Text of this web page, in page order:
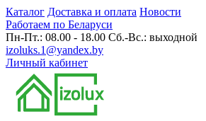
Каталог Доставка и оплата Новости
Работаем по Беларуси
Пн-Пт.: 08.00 - 18.00 Сб.-Вс.: выходной
izoluks.1@yandex.by
Личный кабинет